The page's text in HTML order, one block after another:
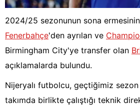
2024/25 sezonunun sona
Fenerbahçe'den ayrılan ve
Birmingham City'ye transfer olan
açıklamalarda bulundu.
Nijeryalı futbolcu, geçtiğimiz
takımda birlikte çalıştığı teknik